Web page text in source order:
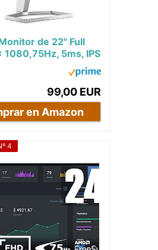
de 22" Full
1080,75Hz, 5ms, IPS
99,00 EUR
en Amazon
4